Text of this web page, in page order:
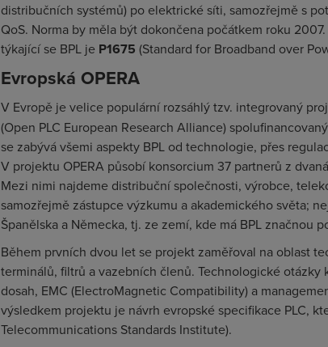
distribučních systémů) po elektrické síti, samozřejmě s
QoS. Norma by měla být dokončena počátkem roku
týkající se BPL je P1675 (Standard for Broadband over
Evropská OPERA
V Evropě je velice populární rozsáhlý tzv. integrovaný
(Open PLC European Research Alliance)
se zabývá všemi aspekty BPL od technologie, přes
V projektu OPERA působí konsorcium 37 partnerů z
Mezi nimi najdeme distribuční společnosti, výrobce,
samozřejmě zástupce výzkumu a akademického světa;
Španělska a Německa, tj. ze zemí, kde má BPL značnou
Během prvních dvou let se projekt zaměřoval na oblast
terminálů, filtrů a vazebních členů. Technologické otázky
dosah, EMC (ElectroMagnetic Compatibility) a
výsledkem projektu je návrh evropské specifikace PLC,
Telecommunications Standards Institute).